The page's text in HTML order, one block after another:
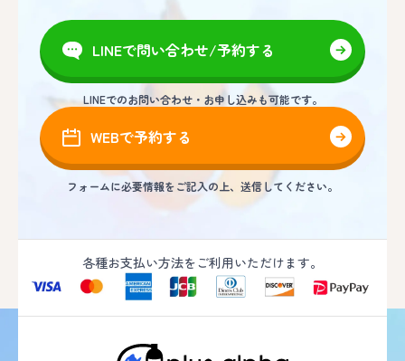
LINEで問い合わせ/予約する
LINEでのお問い合わせ・お申し込みも可能です。
WEBで予約する
フォームに必要情報をご記入の上、送信してください。
各種お支払い方法をご利用いただけます。